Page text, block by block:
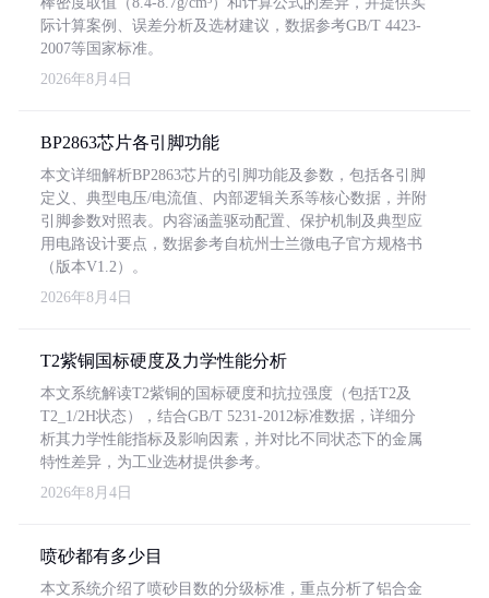
际计算案例、误差分析及选材建议，数据参考GB/T 4423-
2007等国家标准。
2026年8月4日
BP2863芯片各引脚功能
本文详细解析BP2863芯片的引脚功能及参数，包括各引脚
定义、典型电压/电流值、内部逻辑关系等核心数据，并附
引脚参数对照表。内容涵盖驱动配置、保护机制及典型应
用电路设计要点，数据参考自杭州士兰微电子官方规格书
（版本V1.2）。
2026年8月4日
T2紫铜国标硬度及力学性能分析
本文系统解读T2紫铜的国标硬度和抗拉强度（包括T2及
T2_1/2H状态），结合GB/T 5231-2012标准数据，详细分
析其力学性能指标及影响因素，并对比不同状态下的金属
特性差异，为工业选材提供参考。
2026年8月4日
喷砂都有多少目
本文系统介绍了喷砂目数的分级标准，重点分析了铝合金